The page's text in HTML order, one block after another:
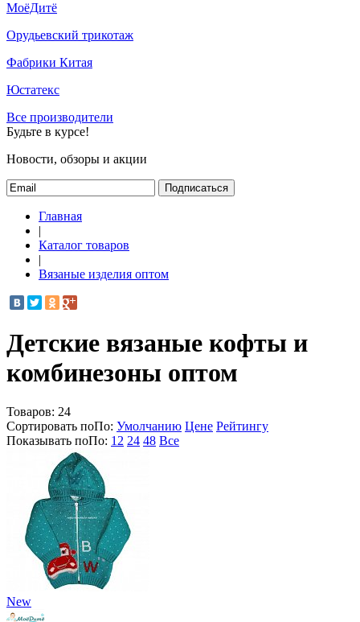
МоёДитё
Орудьевский трикотаж
Фабрики Китая
Юстатекс
Все производители
Будьте в курсе!
Новости, обзоры и акции
Подписаться
Главная
|
Каталог товаров
|
Вязаные изделия оптом
Детские вязаные кофты и
комбинезоны оптом
Товаров: 24
Сортировать поПо: Умолчанию Цене Рейтингу
Показывать поПо: 12 24 48 Все
New